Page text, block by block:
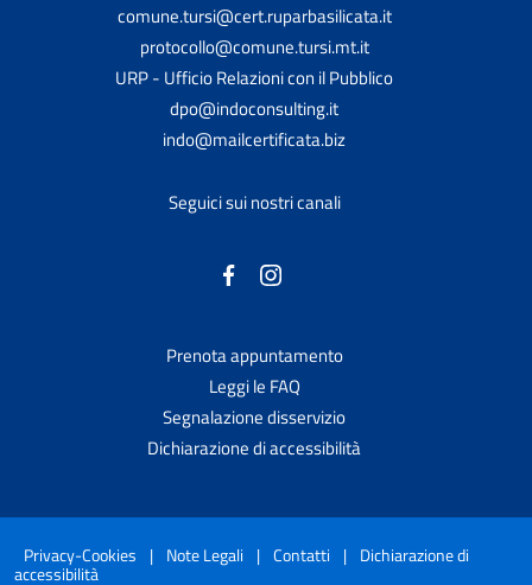
comune.tursi@cert.ruparbasilicata.it
protocollo@comune.tursi.mt.it
URP - Ufficio Relazioni con il Pubblico
dpo@indoconsulting.it
indo@mailcertificata.biz
Seguici sui nostri canali
Prenota appuntamento
Leggi le FAQ
Segnalazione disservizio
Dichiarazione di accessibilità
Privacy-Cookies | Note Legali | Contatti | Dichiarazione di
accessibilità